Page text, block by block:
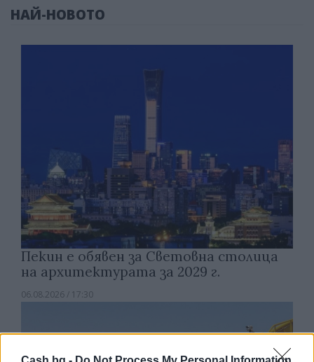
НАЙ-НОВОТО
Пекин е обявен за Световна столица
на архитектурата за 2029 г.
06.08.2026 / 17:30